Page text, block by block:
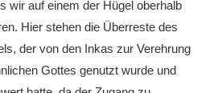
wir auf einem der Hügel oberhalb
Hier stehen die Überreste des
der von den Inkas zur Verehrung
Gottes genutzt wurde und